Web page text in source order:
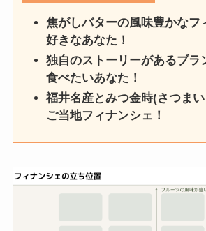
焦がしバターの風味豊かなフ
好きなあなた！
独自のストーリーがあるブラ
食べたいあなた！
福井名産とみつ金時(さつま
ご当地フィナンシェ！